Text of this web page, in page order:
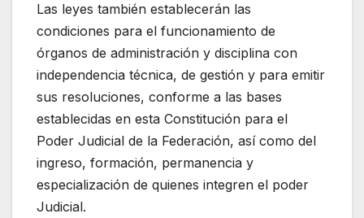
Las leyes también establecerán las
condiciones para el funcionamiento de
órganos de administración y disciplina con
independencia técnica, de gestión y para emitir
sus resoluciones, conforme a las bases
establecidas en esta Constitución para el
Poder Judicial de la Federación, así como del
ingreso, formación, permanencia y
especialización de quienes integren el poder
Judicial.